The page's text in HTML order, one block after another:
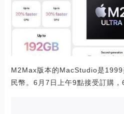
M2Max版本的MacStudio是1999
民幣。6月7日上午9點接受訂購，